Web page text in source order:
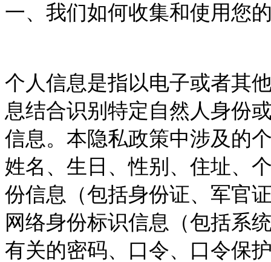
一、我们如何收集和使用您
个人信息是指以电子或者其
息结合识别特定自然人身份
信息。本隐私政策中涉及的
姓名、生日、性别、住址、
份信息（包括身份证、军官
网络身份标识信息（包括系
有关的密码、口令、口令保